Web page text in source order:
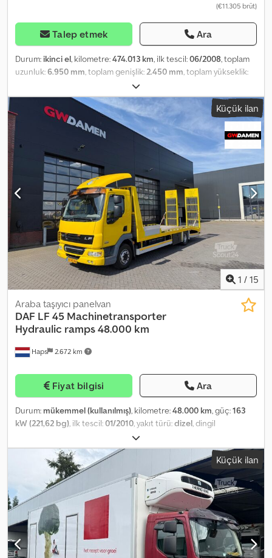
(€11.305 brüt)
Talep etmek Ara
Durum: ikinci el, kilometre:474.013 km, ilk tescil:06/2008, toplam
uzunluk:6.950 mm, toplam genişlik:2.450 mm, toplam yükseklik:
, Donanım:
sabitleyici, klima, = Diğer seçenekler ve donanımlar = - Buzdolabı
= Notlar = DAF LF 45 220 L derin dondurucu araç, STS TK kasa ve
Thermoking TS 500e soğutucu ünite ile. 6 silindirli motor, 220 HP!
12 tonluk Klima Hız sabitleyici Motor freni 6 ileri manuel şanzıman
Çok fonksiyonlu direksiyon VDO radyo/CD çalar Arka aks havalı
süspansiyonlu Lastik ölçüsü: 245/70 R17,5 Lastik diş derinliği
yaklaşık 8-10 mm Boş ağırlık: 6.990 kg Taşıma kapasitesi: 5.000 kg!
Dingil mesafesi: 4.900 mm Üst yapı: STS derin dondurucu kasa İç
ölçüler: 6.950 x 2.450 x 2.310 mm (U x G x Y) Thermoking TS 500e
soğutucu ünite (dizel/elektrik -380 V) BÄR asansörlü arka kapak /
dik tip BC 1500S2-K2 - Alman kamyonu! - Çok iyi bakımlı durum!
Dkodpfowmn N Tjx Anrsr - Yüksek taşıma kapasitesi! - İsteğe bağlı
olarak TÜV ve güvenlik testleri ek ücret karşılığında yapılabilir
Hatalar ve ara satışlar saklıdır = Diğer bilgiler = Motor hacmi: 6.700
cc Hasar: yok
Küçük ilan
1 / 15
Haps 2.672 km
Araba taşıyıcı panelvan
DAF LF 45 Machinetransporter
Hydraulic ramps 48.000 km
Fiyat bilgisi Ara
Durum: mükemmel (kullanılmış), kilometre:48.000 km, güç:163
kW (221,62 bg) , ilk tescil:01/2010 , yakıt türü:dizel , dingil
, dingil mesafesi:
sarı, vites türü:mekanik, vites sayısı:6, emisyon sınıfı:Euro 5,
süspansiyon:çelik-hava, toplam uzunluk: 8.930 mm, toplam
2.420 mm, izin verilen dingil yükü (dingil 1):4.480 kg
verilen dingil yükü (dingil 2):
8.480 kg, Üretim yılı:2010, Donanım:
ABS, elektrikli cam sistemi, klima, merkezi kilitleme, tır çekici
bağlantısı, = Diğer seçenekler ve donanımlar = - Ön çalışma farları
- Uzaktan kumandalı merkezi kilit - Havalı süspansiyonlu koltuklar -
Güneş siperliği = Notlar = 4x2 Euro 5 Kasa uzunluğu: 6,85 m
Yükleme alanı yüksekliği: 92 cm Hidrolik rampalar uzunluğu: 2,65 m
Küçük ilan